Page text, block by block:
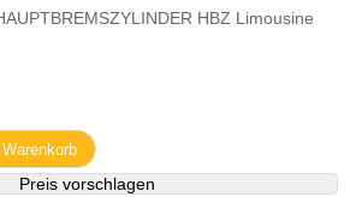
HBZ Limousine
Preis vorschlagen